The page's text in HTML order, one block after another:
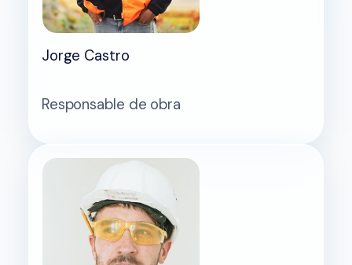
Jorge Castro
Responsable de obra